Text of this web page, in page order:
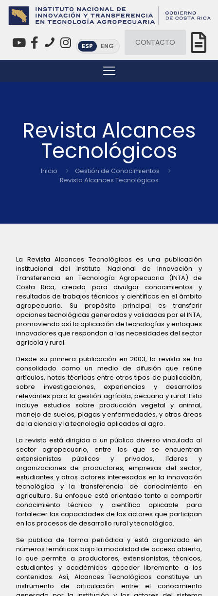
ESP ENG CONTACTO
Revista Alcances
Tecnológicos
Inicio
Gestión de Conocimientos
Revista Alcances Tecnológicos
La Revista Alcances Tecnológicos es una publicación
institucional del Instituto Nacional de Innovación y
Transferencia en Tecnología Agropecuaria (INTA) de
Costa Rica, creada para divulgar conocimientos y
resultados de trabajos técnicos y científicos en el ámbito
agropecuario. Su propósito principal es transferir
opciones tecnológicas generadas y validadas por el INTA,
promoviendo así la aplicación de tecnologías y enfoques
innovadores que respondan a las necesidades del sector
agrícola y rural.
Desde su primera publicación en 2003, la revista se ha
consolidado como un medio de difusión que reúne
artículos, notas técnicas entre otros tipos de publicación,
sobre investigaciones, experiencias y desarrollos
relevantes para la gestión agrícola, pecuaria y rural. Esto
incluye estudios sobre producción vegetal y animal,
manejo de suelos, plagas y enfermedades, y otras áreas
de la ciencia y la tecnología aplicadas al agro.
La revista está dirigida a un público diverso vinculado al
sector agropecuario, entre los que se encuentran
extensionistas públicos y privados, líderes y
organizaciones de productores, empresas del sector,
estudiantes y otros actores interesados en la innovación
tecnológica y la transferencia de conocimiento en
agricultura. Su enfoque está orientado tanto a compartir
conocimiento técnico y científico aplicable para
fortalecer las capacidades de los actores que participan
en los procesos de desarrollo rural y tecnológico.
Se publica de forma periódica y está organizada en
números temáticos bajo la modalidad de acceso abierto,
lo que permite a productores, extensionistas, técnicos,
estudiantes y académicos acceder libremente a los
contenidos. Así, Alcances Tecnológicos constituye un
instrumento de articulación entre el conocimiento